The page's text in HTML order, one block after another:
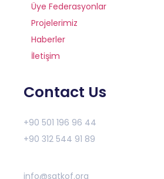
Üye Federasyonlar
Projelerimiz
Haberler
İletişim
Contact Us
+90 501 196 96 44
+90 312 544 91 89
info@satkof.org